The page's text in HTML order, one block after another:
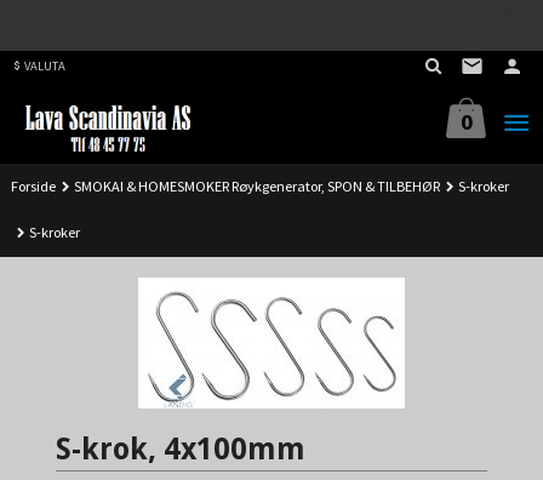
VALUTA
0
Forside SMOKAI & HOMESMOKER Røykgenerator, SPON & TILBEHØR S-kroker
S-kroker
S-krok, 4x100mm